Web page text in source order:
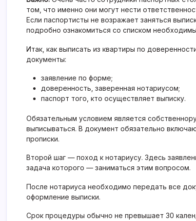
том, что именно они могут нести
Если паспортисты не возражает заняться
подробно ознакомиться со списком
Итак, как выписать из квартиры по
документы:
заявление по форме;
доверенность, заверенная нотариусом;
паспорт того, кто осуществляет выписку.
Обязательным условием является
выписываться. В документ обязательно
прописки.
Второй шаг — поход к нотариусу. Здесь
задача которого — заниматься этим вопросом.
После нотариуса необходимо передать все
оформление выписки.
Срок процедуры обычно не превышает 30